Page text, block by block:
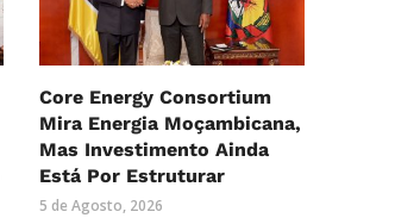
Core Energy Consortium
Mira Energia Moçambicana,
Mas Investimento Ainda
Está Por Estruturar
5 de Agosto, 2026